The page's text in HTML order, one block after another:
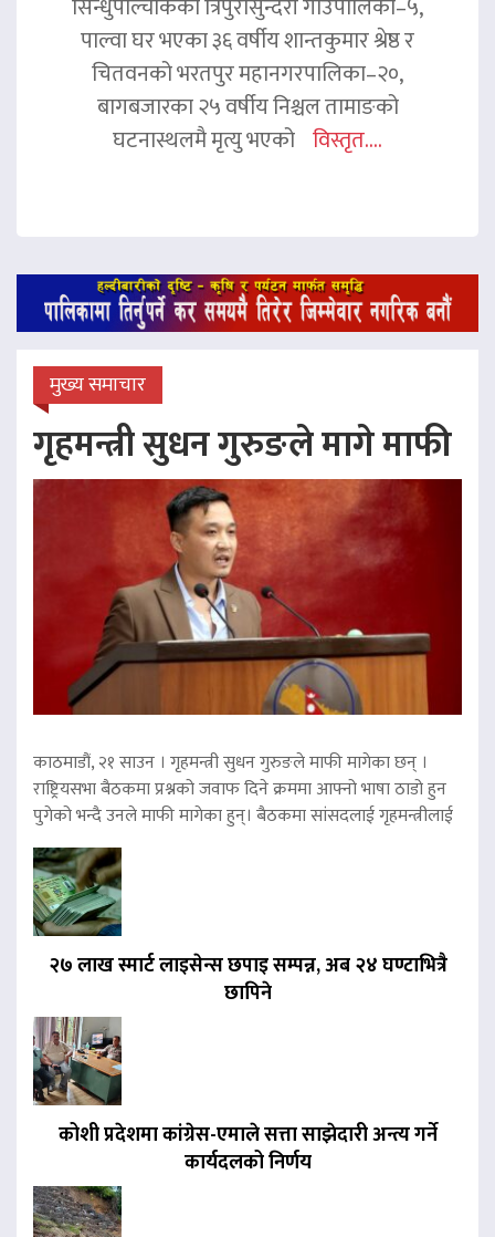
पाल्वा घर भएका ३६ वर्षीय शान्तकुमार श्रेष्ठ र
चितवनको भरतपुर महानगरपालिका–२०,
बागबजारका २५ वर्षीय निश्चल तामाङको
घटनास्थलमै मृत्यु भएको विस्तृत....
मुख्य समाचार
गृहमन्त्री सुधन गुरुङले मागे माफी
काठमाडौं, २१ साउन । गृहमन्त्री सुधन गुरुङले माफी मागेका छन् ।
राष्ट्रियसभा बैठकमा प्रश्नको जवाफ दिने क्रममा आफ्नो भाषा ठाडो हुन
पुगेको भन्दै उनले माफी मागेका हुन्। बैठकमा सांसदलाई गृहमन्त्रीलाई
२७ लाख स्मार्ट लाइसेन्स छपाइ सम्पन्न, अब २४ घण्टाभित्रै
छापिने
कोशी प्रदेशमा कांग्रेस-एमाले सत्ता साझेदारी अन्त्य गर्ने
कार्यदलको निर्णय